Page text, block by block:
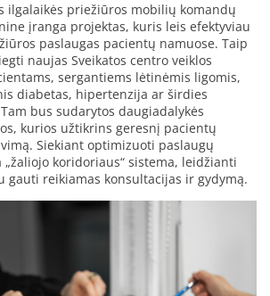
ilgalaikės priežiūros mobilių komandų
įranga projektas, kuris leis efektyviau
paslaugas pacientų namuose. Taip
naujas Sveikatos centro veiklos
sergantiems lėtinėmis ligomis,
diabetas, hipertenzija ar širdies
bus sudarytos daugiadalykės
kurios užtikrins geresnį pacientų
Siekiant optimizuoti paslaugų
koridoriaus“ sistema, leidžianti
gauti reikiamas konsultacijas ir gydymą.